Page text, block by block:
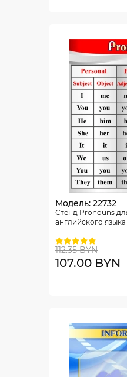
Модель: 22732
Стенд Pronouns
английского
112.35 BYN
107.00 BYN